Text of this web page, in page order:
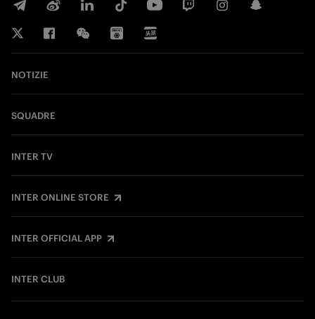
NOTIZIE
SQUADRE
INTER TV
INTER ONLINE STORE
INTER OFFICIAL APP
INTER CLUB